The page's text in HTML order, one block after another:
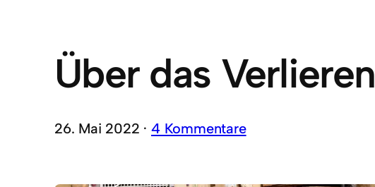
Über das Verlieren
26. Mai 2022 · 4 Kommentare